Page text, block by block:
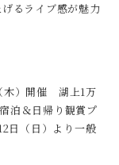
るライブ感が魅力
木）開催 湖上1万
泊＆日帰り観賞プ
日（日）より一般